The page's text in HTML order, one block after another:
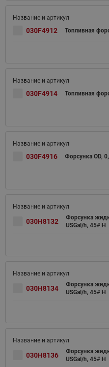
030F4912 Топливная
030F4914 Топливная
030F4916 Форсунка OD,
030H8132
Форсунка
USGal/h, 45# H
030H8134
Форсунка
USGal/h, 45# H
030H8136
Форсунка
USGal/h, 45# H